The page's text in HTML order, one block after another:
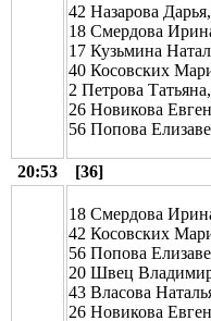
42 Назарова
18 Смердова
17 Кузьмина
40 Косовских
2 Петрова
26 Новикова
56 Попова
20:53 [36]
18 Смердова
42 Косовских
56 Попова
20 Швец
43 Власова
26 Новикова